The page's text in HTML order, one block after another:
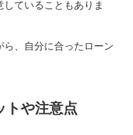
ていることもありま
、自分に合ったローン
トや注意点